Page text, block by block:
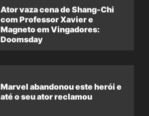
Ator vaza cena de Shang-Chi
com Professor Xavier e
Magneto em Vingadores:
Doomsday
Marvel abandonou este herói e
até o seu ator reclamou